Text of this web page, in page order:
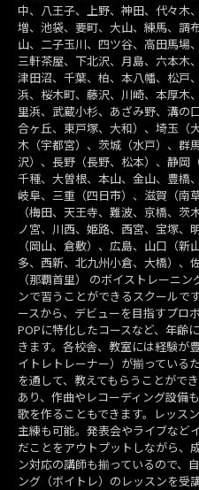
中、八王子、上野、神田、代々木
増、池袋、要町、大山、練馬、調
山、二子玉川、四ツ谷、高田馬場
三軒茶屋、下北沢、月島、六本木
津田沼、千葉、柏、本八幡、松戸
浜、桜木町、藤沢、川崎、本厚木
里浜、武蔵小杉、あざみ野、溝の
合ヶ丘、東戸塚、大和）、埼玉（
木（宇都宮）、茨城（水戸）、群
沢）、長野（長野、松本）、静岡
千種、大曽根、本山、金山、豊橋
岐阜、三重（四日市）、滋賀（南
（梅田、天王寺、難波、京橋、
ノ宮、川西、姫路、西宮、宝塚、
（岡山、倉敷）、広島、山口（
多、西新、北九州小倉、大橋）、
（那覇首里） のボイストレーニ
ンで習うことができるスクールで
ースから、デビューを目指すプロ
POPに特化したコースなど、年齢
きます。各校舎、教室には経験が
イトレトレーナー）が揃っている
を通して、教えてもらうことがで
あり、作曲やレコーディング設備
歌を作ることもできます。レッス
主練も可能。発表会やライブなど
だことをアウトプットしながら、
ン対応の講師も揃っているので、
ング（ボイトレ）のレッスンを受